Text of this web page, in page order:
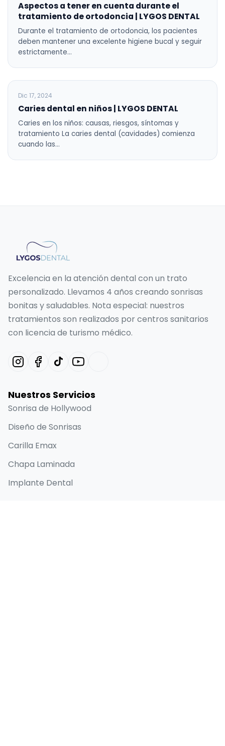
Aspectos a tener en cuenta durante el
tratamiento de ortodoncia | LYGOS DENTAL
Durante el tratamiento de ortodoncia, los pacientes
deben mantener una excelente higiene bucal y seguir
estrictamente…
BLOG
Dic 17, 2024
Caries dental en niños | LYGOS DENTAL
Caries en los niños: causas, riesgos, síntomas y
tratamiento La caries dental (cavidades) comienza
cuando las…
Excelencia en la atención dental con un trato
personalizado. Llevamos 4 años creando sonrisas
bonitas y saludables. Nota especial: nuestros
tratamientos son realizados por centros sanitarios
con licencia de turismo médico.
Nuestros Servicios
Sonrisa de Hollywood
Diseño de Sonrisas
Carilla Emax
Chapa Laminada
Implante Dental